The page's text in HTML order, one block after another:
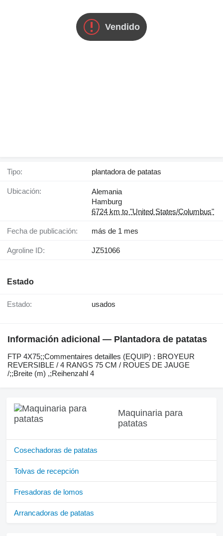
Vendido
Tipo: plantadora de patatas
Ubicación:
Alemania
Hamburg
6724 km to "United States/Columbus"
Fecha de publicación: más de 1 mes
Agroline ID: JZ51066
Estado
Estado: usados
Información adicional — Plantadora de patatas
FTP ​​​​​​​​​‌‌​​​​‌​​​​​​​​​‌‌‌​‌​‌​​​​​​​​​‌‌‌​‌​​​​​​​​​​​‌‌​‌‌‌‌​​​​​​​​​‌‌​‌‌​​​​​​​​​​​‌‌​‌​​‌​​​​​​​​​‌‌​‌‌‌​​​​​​​​​​‌‌​​‌​‌4X75;;Commentaires detailles (EQUIP) : BROYEUR
REVERSIBLE / 4 RANGS 75 CM / ROUES DE JAUGE
/;;Breite (m) ,;Reihenzahl 4
Maquinaria para
patatas
Cosechadoras de patatas
Tolvas de recepción
Fresadoras de lomos
Arrancadoras de patatas